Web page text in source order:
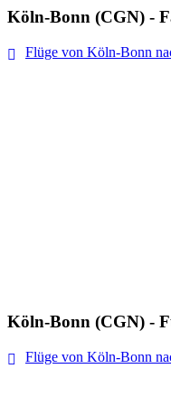
Köln-Bonn (CGN) -
Flüge von Köln-Bonn
Köln-Bonn (CGN) -
Flüge von Köln-Bonn